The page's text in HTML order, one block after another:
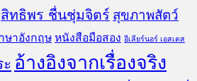
สิทธิพร ชื่นชุ่มจิตร์ สุขภาพสัตว์
ษาอังกฤษ หนังสือมือสอง อีเลียร์นอร์ เอสเตส
อ้างอิงจากเรื่องจริง